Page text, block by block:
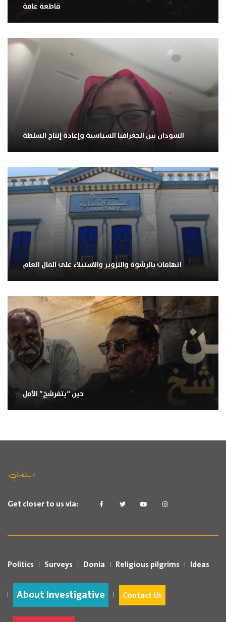
قاطعة عامة
السودان بين الجغرافيا السياسية وإعادة إنتاج السلطة
اتهامات بالرشوة والتزوير والاستيلاء على المال العام
حين “يتفرشخ” الأمل
Get closer to us via:
Politics Surveys Donia Religious pilgrims Ideas
About Investigative Contact Us